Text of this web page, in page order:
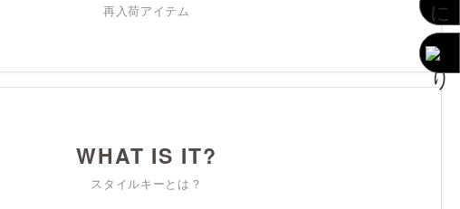
再入荷アイテム
WHAT IS IT?
スタイルキーとは？